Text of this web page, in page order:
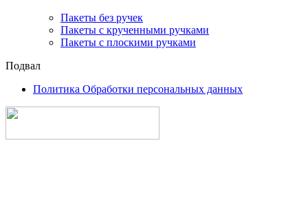
Пакеты без ручек
Пакеты с крученными ручками
Пакеты с плоскими ручками
Подвал
Политика Обработки персональных данных